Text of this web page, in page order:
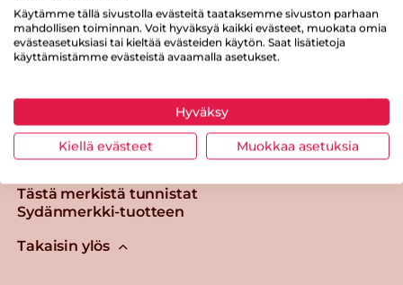
Tulosta sivu Jaa tuote
Tästä merkistä tunnistat
Sydänmerkki-tuotteen
Takaisin ylös
Käytämme tällä sivustolla evästeitä taataksemme sivuston parhaan
mahdollisen toiminnan. Voit hyväksyä kaikki evästeet, muokata omia
evästeasetuksiasi tai kieltää evästeiden käytön. Saat lisätietoja
käyttämistämme evästeistä avaamalla asetukset.
Hyväksy
Kiellä evästeet Muokkaa asetuksia